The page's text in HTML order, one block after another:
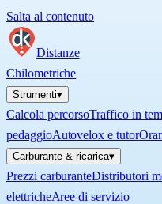
Salta al contenuto
Distanze
Chilometriche
Strumenti▾
Calcola percorsoTraffico in
pedaggioAutovelox e tutor
Carburante & ricarica▾
Prezzi carburanteDistributori
elettricheAree di servizio